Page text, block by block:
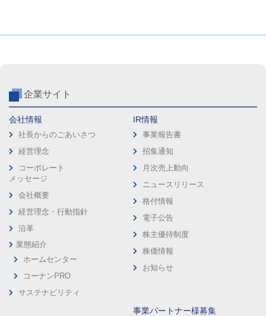
企業サイト
会社情報
社長からのごあいさつ
経営理念
コーポレート
メッセージ
会社概要
経営理念・行動指針
沿革
業態紹介
ホームセンター
コーナンPRO
サステナビリティ
IR情報
事業報告書
招集通知
月次売上動向
ニュースリリース
格付情報
電子公告
株主優待制度
株価情報
お知らせ
事業パートナー様募集